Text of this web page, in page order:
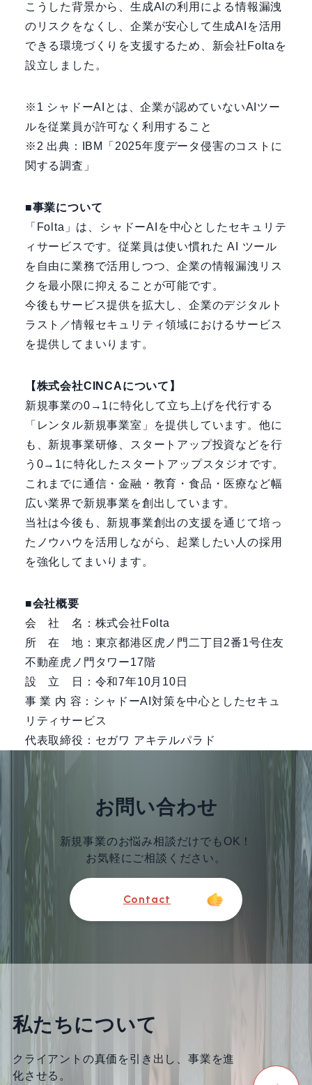
こうした背景から、生成AIの利用による情報漏洩
のリスクをなくし、企業が安心して生成AIを活用
できる環境づくりを支援するため、新会社Foltaを
設立しました。
※1 シャドーAIとは、企業が認めていないAIツー
ルを従業員が許可なく利用すること
※2 出典：IBM「2025年度データ侵害のコストに
関する調査」
■事業について
「Folta」は、シャドーAIを中心としたセキュリテ
ィサービスです。従業員は使い慣れた AI ツール
を自由に業務で活用しつつ、企業の情報漏洩リス
クを最小限に抑えることが可能です。
今後もサービス提供を拡大し、企業のデジタルト
ラスト／情報セキュリティ領域におけるサービス
を提供してまいります。
【株式会社CINCAについて】
新規事業の0→1に特化して立ち上げを代行する
「レンタル新規事業室」を提供しています。他に
も、新規事業研修、スタートアップ投資などを行
う0→1に特化したスタートアップスタジオです。
これまでに通信・金融・教育・食品・医療など幅
広い業界で新規事業を創出しています。
当社は今後も、新規事業創出の支援を通じて培っ
たノウハウを活用しながら、起業したい人の採用
を強化してまいります。
■会社概要
会 社 名：株式会社Folta
所 在 地：東京都港区虎ノ門二丁目2番1号住友
不動産虎ノ門タワー17階
設 立 日：令和7年10月10日
事 業 内 容：シャドーAI対策を中心としたセキュ
リティサービス
代表取締役：セガワ アキテルパラド
お問い合わせ
新規事業のお悩み相談だけでもOK！
お気軽にご相談ください。
Contact
私たちについて
クライアントの真価を引き出し、事業を進
化させる。